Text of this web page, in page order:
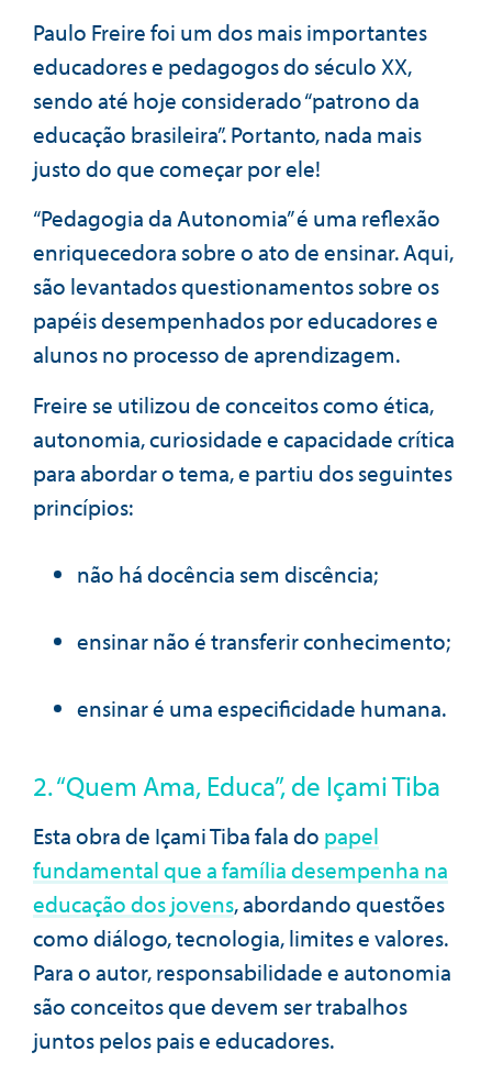
Paulo Freire foi um dos mais importantes
educadores e pedagogos do século XX,
sendo até hoje considerado “patrono da
educação brasileira”. Portanto, nada mais
justo do que começar por ele!
“Pedagogia da Autonomia” é uma reflexão
enriquecedora sobre o ato de ensinar. Aqui,
são levantados questionamentos sobre os
papéis desempenhados por educadores e
alunos no processo de aprendizagem.
Freire se utilizou de conceitos como ética,
autonomia, curiosidade e capacidade crítica
para abordar o tema, e partiu dos seguintes
princípios:
não há docência sem discência;
ensinar não é transferir conhecimento;
ensinar é uma especificidade humana.
2. “Quem Ama, Educa”, de Içami Tiba
Esta obra de Içami Tiba fala do papel
fundamental que a família desempenha na
educação dos jovens, abordando questões
como diálogo, tecnologia, limites e valores.
Para o autor, responsabilidade e autonomia
são conceitos que devem ser trabalhos
juntos pelos pais e educadores.